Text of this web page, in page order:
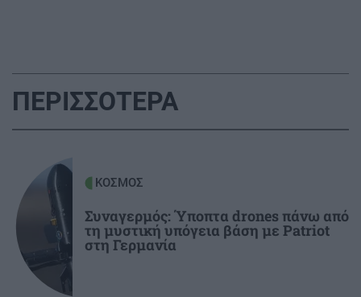
Ριφιφί: Η σειρά του Σωτήρη Τσαφούλια
έρχεται στην ελεύθερη τηλεόραση
ΕΛΛΑΔΑ
Στα ίχνη του μύθου: Η αναπαράσταση του
"Δράκου" και του θερισμού στην Κοζάνη
(βίντεο)
ΟΙΚΟΝΟΜΙΑ
ΠΕΡΙΣΣΟΤΕΡΑ
ΚΟΣΜΟΣ
Συναγερμός: Ύποπτα drones πάνω από
τη μυστική υπόγεια βάση με Patriot
στη Γερμανία